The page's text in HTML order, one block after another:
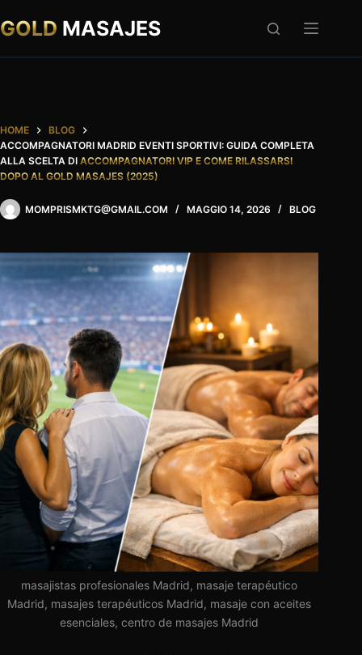
al
contenuto
GOLD MASAJES
HOME
BLOG
ACCOMPAGNATORI MADRID EVENTI SPORTIVI: GUIDA COMPLETA
ALLA SCELTA DI ACCOMPAGNATORI VIP E COME RILASSARSI
DOPO AL GOLD MASAJES (2025)
MOMPRISMKTG@GMAIL.COM MAGGIO 14, 2026 BLOG
masajistas profesionales Madrid, masaje terapéutico
Madrid, masajes terapéuticos Madrid, masaje con aceites
esenciales, centro de masajes Madrid